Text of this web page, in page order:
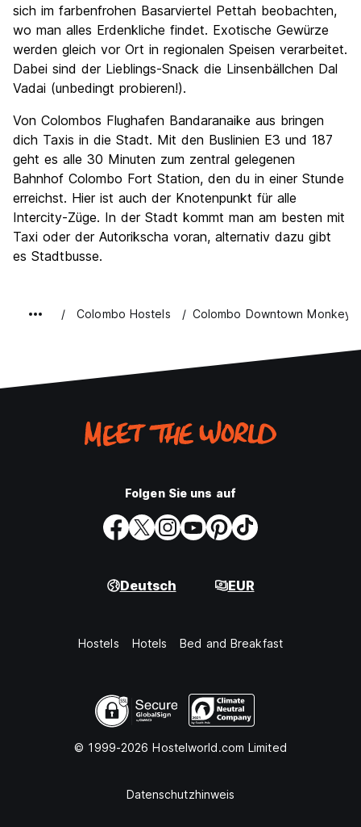
sich im farbenfrohen Basarviertel Pettah beobachten,
wo man alles Erdenkliche findet. Exotische Gewürze
werden gleich vor Ort in regionalen Speisen verarbeitet.
Dabei sind der Lieblings-Snack die Linsenbällchen Dal
Vadai (unbedingt probieren!).
Von Colombos Flughafen Bandaranaike aus bringen
dich Taxis in die Stadt. Mit den Buslinien E3 und 187
geht es alle 30 Minuten zum zentral gelegenen
Bahnhof Colombo Fort Station, den du in einer Stunde
erreichst. Hier ist auch der Knotenpunkt für alle
Intercity-Züge. In der Stadt kommt man am besten mit
Taxi oder der Autorikscha voran, alternativ dazu gibt
es Stadtbusse.
Colombo Hostels Colombo Downtown Monkey
Folgen Sie uns auf
Deutsch EUR
Hostels Hotels Bed and Breakfast
© 1999-2026 Hostelworld.com Limited
Datenschutzhinweis